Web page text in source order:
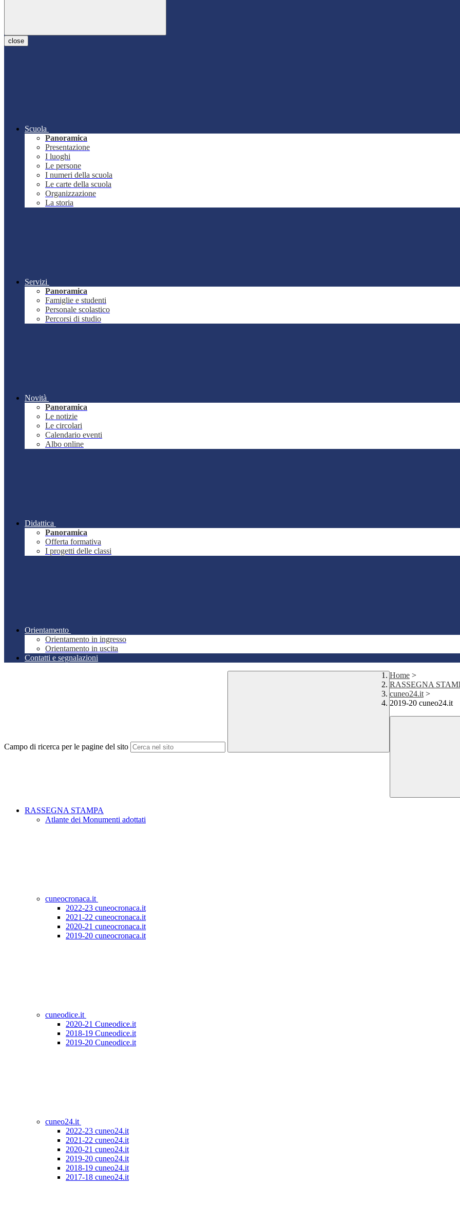
close
Scuola
Panoramica
Presentazione
I luoghi
Le persone
I numeri della scuola
Le carte della scuola
Organizzazione
La storia
Servizi
Panoramica
Famiglie e studenti
Personale scolastico
Percorsi di studio
Novità
Panoramica
Le notizie
Le circolari
Calendario eventi
Albo online
Didattica
Panoramica
Offerta formativa
I progetti delle classi
Orientamento
Orientamento in ingresso
Orientamento in uscita
Contatti e segnalazioni
Campo di ricerca per le pagine del sito
Home >
RASSEGNA
cuneo24.it >
2019-20 cuneo24.it
RASSEGNA STAMPA
Atlante dei Monumenti adottati
cuneocronaca.it
2022-23 cuneocronaca.it
2021-22 cuneocronaca.it
2020-21 cuneocronaca.it
2019-20 cuneocronaca.it
cuneodice.it
2020-21 Cuneodice.it
2018-19 Cuneodice.it
2019-20 Cuneodice.it
cuneo24.it
2022-23 cuneo24.it
2021-22 cuneo24.it
2020-21 cuneo24.it
2019-20 cuneo24.it
2018-19 cuneo24.it
2017-18 cuneo24.it